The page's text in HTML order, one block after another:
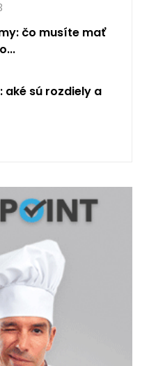
čo musíte mať
aké sú rozdiely a